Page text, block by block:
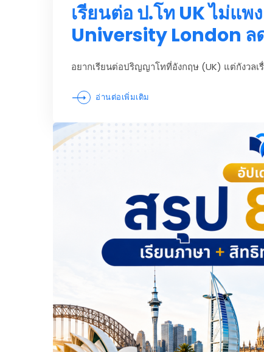
เรียนต่อ ป.โท UK ไม่แ
University London ล
อยากเรียนต่อปริญญาโทที่อังกฤษ (UK) แต่กังวลเ
อ่านต่อเพิ่มเติม